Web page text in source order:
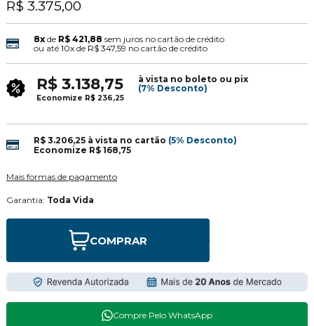
R$ 3.375,00
8xde R$ 421,88 sem juros no cartão de crédito
ou até 10xde R$ 347,59 no cartão de crédito
R$ 3.138,75
à vista no boleto ou pix
(7% Desconto)
Economize R$ 236,25
R$ 3.206,25 à vista no cartão (5% Desconto)
Economize R$ 168,75
Mais formas de pagamento
Garantia: Toda Vida
COMPRAR
Compre Pelo WhatsApp